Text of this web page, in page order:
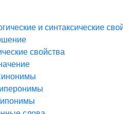
и синтаксические
свойства